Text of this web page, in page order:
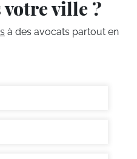
votre ville ?
à des avocats partout en